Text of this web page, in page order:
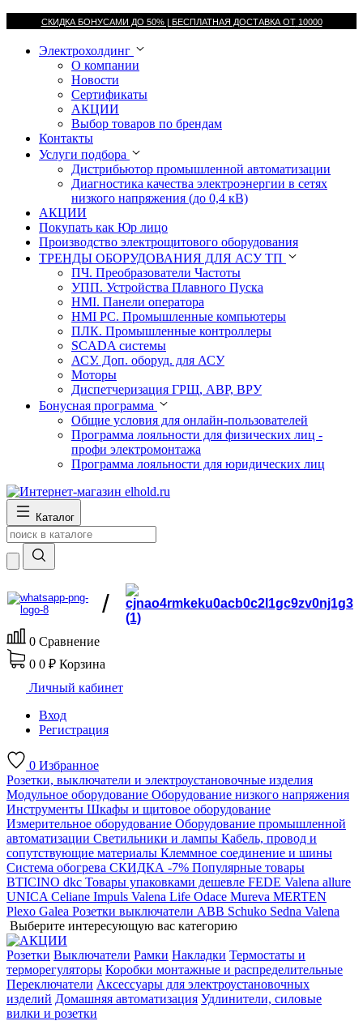
СКИДКА БОНУСАМИ ДО 50% | БЕСПЛАТНАЯ ДОСТАВКА ОТ 10000
Электрохолдинг
О компании
Новости
Сертификаты
АКЦИИ
Выбор товаров по брендам
Контакты
Услуги подбора
Дистрибьютор промышленной автоматизации
Диагностика качества электроэнергии в сетях
низкого напряжения (до 0,4 кВ)
АКЦИИ
Покупать как Юр лицо
Производство электрощитового оборудования
ТРЕНДЫ ОБОРУДОВАНИЯ ДЛЯ АСУ ТП
ПЧ. Преобразователи Частоты
УПП. Устройства Плавного Пуска
HMI. Панели оператора
HMI РС. Промышленные компьютеры
ПЛК. Промышленные контроллеры
SCADA системы
АСУ. Доп. оборуд. для АСУ
Моторы
Диспетчеризация ГРЩ, АВР, ВРУ
Бонусная программа
Общие условия для онлайн-пользователей
Программа лояльности для физических лиц -
профи электромонтажа
Программа лояльности для юридических лиц
Каталог
/
0 Сравнение
0 0 ₽ Корзина
Личный кабинет
Вход
Регистрация
0 Избранное
Розетки, выключатели и электроустановочные изделия
Модульное оборудование Оборудование низкого напряжения
Инструменты Шкафы и щитовое оборудование
Измерительное оборудование Оборудование промышленной
автоматизации Светильники и лампы Кабель, провод и
сопутствующие материалы Клеммное соединение и шины
Система обогрева СКИДКА -7% Популярные товары
BTICINO dkc Товары упаковками дешевле FEDE Valena allure
UNICA Celiane Impuls Valena Life Odace Mureva MERTEN
Plexo Galea Розетки выключатели ABB Schuko Sedna Valena
Выберите интересующую вас категорию
Розетки Выключатели Рамки Накладки Термостаты и
терморегуляторы Коробки монтажные и распределительные
Переключатели Аксессуары для электроустановочных
изделий Домашняя автоматизация Удлинители, силовые
вилки и розетки